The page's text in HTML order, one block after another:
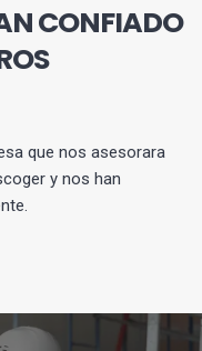
CONFIADO
que nos asesorara
y nos han